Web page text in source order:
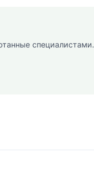
специалистами.